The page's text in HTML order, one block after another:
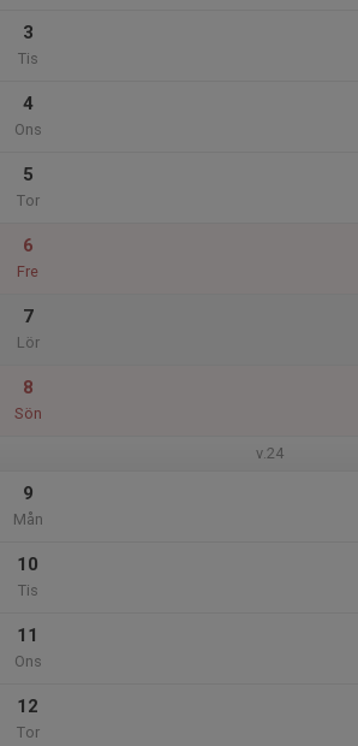
3
Tis
4
Ons
5
Tor
6
Fre
7
Lör
8
Sön
v.24
9
Mån
10
Tis
11
Ons
12
Tor